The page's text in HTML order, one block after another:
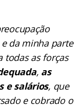
da minha parte
todas as forças
, as
e salários, que
e cobrado o